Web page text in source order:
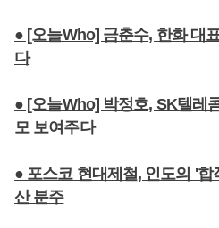
● [오늘Who] 금춘수, 한화 대
다
● [오늘Who] 박정호, SK텔레
모 보여주다
● 포스코 현대제철, 인도의 '합
산 분주